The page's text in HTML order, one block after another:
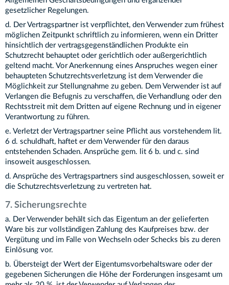
gesetzlicher Regelungen.
d. Der Vertragspartner ist verpflichtet, den Verwender zum frühest
möglichen Zeitpunkt schriftlich zu informieren, wenn ein Dritter
hinsichtlich der vertragsgegenständlichen Produkte ein
Schutzrecht behauptet oder gerichtlich oder außergerichtlich
geltend macht. Vor Anerkennung eines Anspruches wegen einer
behaupteten Schutzrechtsverletzung ist dem Verwender die
Möglichkeit zur Stellungnahme zu geben. Dem Verwender ist auf
Verlangen die Befugnis zu verschaffen, die Verhandlung oder den
Rechtsstreit mit dem Dritten auf eigene Rechnung und in eigener
Verantwortung zu führen.
e. Verletzt der Vertragspartner seine Pflicht aus vorstehendem lit.
6 d. schuldhaft, haftet er dem Verwender für den daraus
entstehenden Schaden. Ansprüche gem. lit 6 b. und c. sind
insoweit ausgeschlossen.
d. Ansprüche des Vertragspartners sind ausgeschlossen, soweit er
die Schutzrechtsverletzung zu vertreten hat.
7. Sicherungsrechte
a. Der Verwender behält sich das Eigentum an der gelieferten
Ware bis zur vollständigen Zahlung des Kaufpreises bzw. der
Vergütung und im Falle von Wechseln oder Schecks bis zu deren
Einlösung vor.
b. Übersteigt der Wert der Eigentumsvorbehaltsware oder der
gegebenen Sicherungen die Höhe der Forderungen insgesamt um